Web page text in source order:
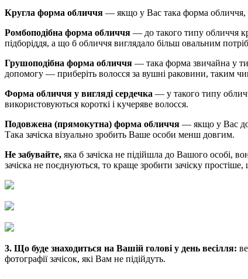
Кругла форма обличчя — якщо у Вас така форма обличчя,
Ромбоподібна форма обличчя — до такого типу обличчя
підборіддя, а що б обличчя виглядало більш овальним
Грушоподібна форма обличчя — така форма звичайна у
допомогу — приберіть волосся за вушні раковини, таким
Форма обличчя у вигляді сердечка — у такого типу
використовуються короткі і кучеряве волосся.
Подовжена (прямокутна) форма обличчя — якщо у Вас
Така зачіска візуально зробить Ваше особи менш довгим.
Не забувайте, яка б зачіска не підійшла до Вашого особі,
зачіска не поєднуються, то краще зробити зачіску
3. Що буде знаходиться на Вашій голові у день весілля:
фотографії зачісок, які Вам не підійдуть.